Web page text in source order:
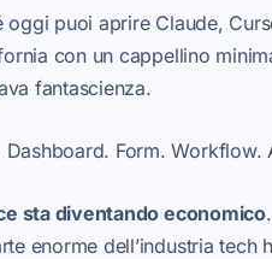
oggi puoi aprire Claude,
con un cappellino
fantascienza.
Dashboard. Form.
sta diventando economico
enorme dell’industria